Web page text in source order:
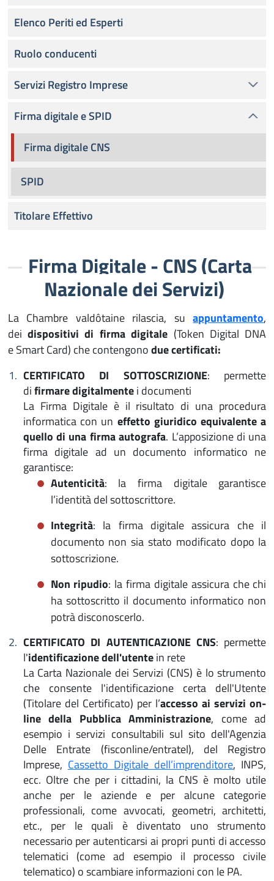
Firma Digitale - CNS (Carta
Nazionale dei Servizi)
La Chambre valdôtaine rilascia, suappuntamento,
dei dispositivi di firma digitale (Token Digital DNA
e Smart Card) che contengonodue certificati:
CERTIFICATO DI SOTTOSCRIZIONE: permette
difirmare digitalmentei documenti
La Firma Digitale è il risultato di una procedura
informatica con un effetto giuridico equivalente a
quello di una firma autografa. L’apposizione di una
firma digitale ad un documento informatico ne
garantisce:
Autenticità: la firma digitale garantisce
l’identità del sottoscrittore.
Integrità: la firma digitale assicura che il
documento non sia stato modificato dopo la
sottoscrizione.
Non ripudio: la firma digitale assicura che chi
ha sottoscritto il documento informatico non
potrà disconoscerlo.
CERTIFICATO DI AUTENTICAZIONE CNS: permette
l'identificazione dell'utentein rete
La Carta Nazionale dei Servizi (CNS) è lo strumento
che consente l'identificazione certa dell'Utente
(Titolare del Certificato) per l’accesso ai servizi on-
line della Pubblica Amministrazione, come ad
esempio i servizi consultabili sul sito dell'Agenzia
Delle Entrate (fisconline/entratel), del Registro
Imprese, Cassetto Digitale dell’imprenditore, INPS,
ecc. Oltre che per i cittadini, la CNS è molto utile
anche per le aziende e per alcune categorie
professionali, come avvocati, geometri, architetti,
etc., per le quali è diventato uno strumento
necessario per autenticarsi ai propri punti di accesso
telematici (come ad esempio il processo civile
telematico) o scambiare informazioni con le PA.
Elenco Periti ed Esperti
Ruolo conducenti
Servizi Registro Imprese
Firma digitale e SPID
Firma digitale CNS
SPID
Titolare Effettivo